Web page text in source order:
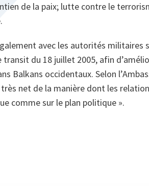
de la paix; lutte contre le
avec les autorités militaires
du 18 juillet 2005, afin
Balkans occidentaux. Selon
net de la manière dont les
comme sur le plan politique ».